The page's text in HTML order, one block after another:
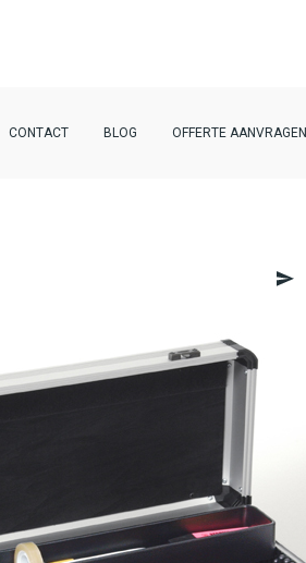
CONTACT BLOG OFFERTE AANVRAGEN